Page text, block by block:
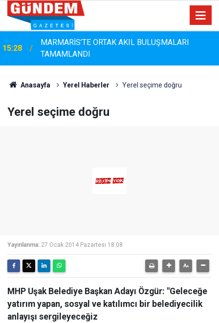
15:28
MARMARİS’TE ORTAK AKIL BULUŞMALARI
TAMAMLANDI
Anasayfa Yerel Haberler Yerel seçime doğru
Yerel seçime doğru
Yayınlanma: 27 Ocak 2014 Pazartesi 18:08
MHP Uşak Belediye Başkan Adayı Özgür: "Geleceğe
yatırım yapan, sosyal ve katılımcı bir belediyecilik
anlayışı sergileyeceğiz